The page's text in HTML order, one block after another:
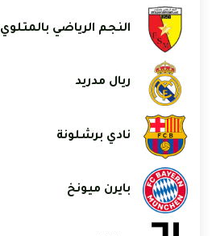
النجم الرياضي بالمتلوي
ريال مدريد
نادي برشلونة
بايرن ميونخ